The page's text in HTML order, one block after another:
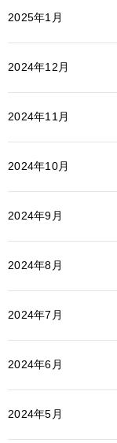
2025年1月
2024年12月
2024年11月
2024年10月
2024年9月
2024年8月
2024年7月
2024年6月
2024年5月